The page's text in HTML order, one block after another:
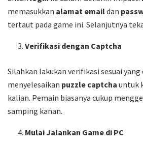
memasukkan alamat emaildan
tertaut pada game ini. Selanjutnya
Verifikasi dengan Captcha
Silahkan lakukan verifikasi sesuai
menyelesaikan puzzle captcha untuk
kalian. Pemain biasanya cukup
samping kanan.
Mulai Jalankan Game di PC